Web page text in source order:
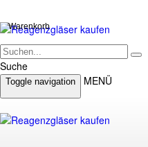
Suche
Warenkorb
Toggle navigation MENÜ